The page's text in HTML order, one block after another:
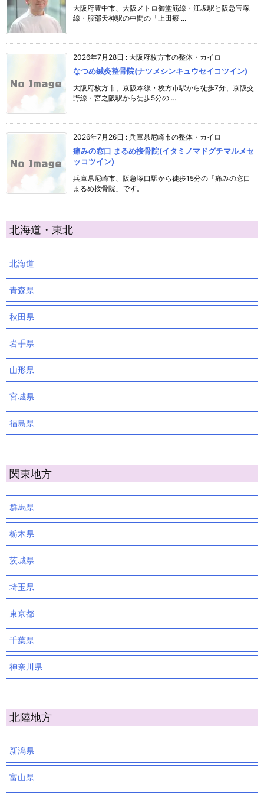
大阪府豊中市、大阪メトロ御堂筋線・江坂駅と阪急宝塚
線・服部天神駅の中間の「上田療 ...
2026年7月28日 : 大阪府枚方市の整体・カイロ
なつめ鍼灸整骨院(ナツメシンキュウセイコツイン)
大阪府枚方市、京阪本線・枚方市駅から徒歩7分、京阪交
野線・宮之阪駅から徒歩5分の ...
2026年7月26日 : 兵庫県尼崎市の整体・カイロ
痛みの窓口 まるめ接骨院(イタミノマドグチマルメセ
ッコツイン)
兵庫県尼崎市、阪急塚口駅から徒歩15分の「痛みの窓口
まるめ接骨院」です。
北海道・東北
北海道
青森県
秋田県
岩手県
山形県
宮城県
福島県
関東地方
群馬県
栃木県
茨城県
埼玉県
東京都
千葉県
神奈川県
北陸地方
新潟県
富山県